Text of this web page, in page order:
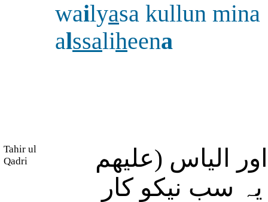
wailyasa kullun mina
alssaliheena
Tahir ul
Qadri
الیاس (علیھم
سب نیکو کار